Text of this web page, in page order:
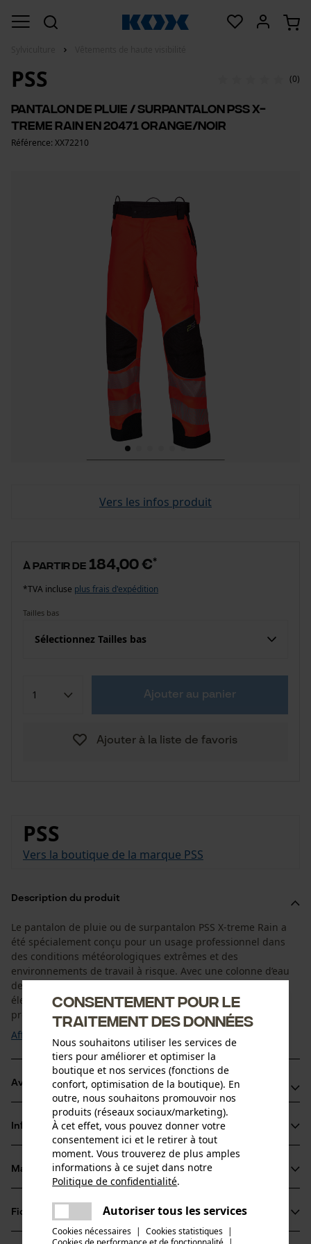
PSS (0)
Pantalon de pluie / surpantalon PSS X-
treme Rain EN 20471 Orange/Noir
Référence: XX72210
Vers les infos produit
à partir de 184,00 €*
*TVA incluse plus frais d'expédition
Tailles bas
Sélectionnez Tailles bas
Ajouter au panier
Ajouter à la liste de favoris
PSS
Vers la boutique de la marque PSS
Description du produit
Le pantalon de pluie ou de surpantalon PSS X-treme Rain a
été spécialement conçu pour un usage professionnel dans
des conditions météorologiques extrêmes et des
environnements de travail à risque. Avec une colonne d’eau
de 20 000 mm, il répond à la classe de protection la plus
élevée selon la norme DIN EN 343 (classe 4) et garantit une
protection fiable contre l’humidité. ...
Afficher plus
Avantages du produit
Offre une grande visibilité dans la circulation, à proximité
des voies ferrées et partout où la visibilité est prioritaire
Membrane respirante évitant l’accumulation de chaleur
lors de travaux intensifs
Fermetures éclair en bas de jambe pour un enfilage et un
retrait faciles par-dessus les chaussures
Informations sur le produit
Détails du produit
Type dactivité
Protéger
Matériau & entretien
Matériau
Fiches techniques
Fiche de données de sécurité du produit (PDF)
Consentement pour le
traitement des données
Nous souhaitons utiliser les services de
tiers pour améliorer et optimiser la
boutique et nos services (fonctions de
confort, optimisation de la boutique). En
outre, nous souhaitons promouvoir nos
produits (réseaux sociaux/marketing).
À cet effet, vous pouvez donner votre
consentement ici et le retirer à tout
moment. Vous trouverez de plus amples
informations à ce sujet dans notre
Politique de confidentialité.
Autoriser tous les services
Cookies nécessaires | Cookies statistiques |
Une erreur s'est produite. Veuillez
essayer encore.
partager
partager